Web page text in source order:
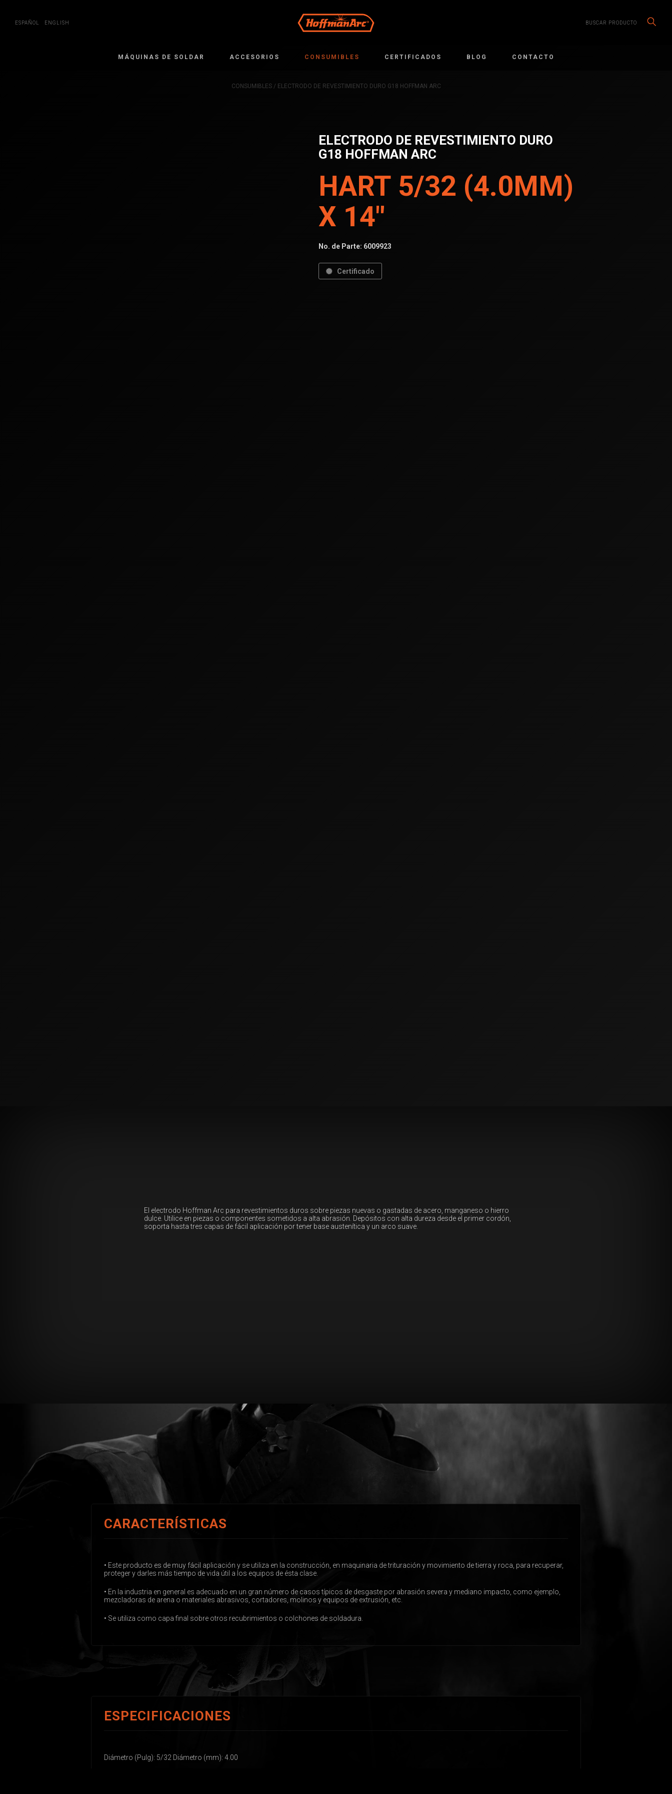
contentESPAÑOL ENGLISH BUSCAR PRODUCTO
MÁQUINAS DE SOLDAR ACCESORIOS CONSUMIBLES CERTIFICADOS BLOG CONTACTO
CONSUMIBLES/ ELECTRODO DE REVESTIMIENTO DURO G18 HOFFMAN ARC
ELECTRODO DE REVESTIMIENTO DURO
G18 HOFFMAN ARC
HART 5/32 (4.0MM)
X 14″
No. de Parte: 6009923
Certificado
El electrodo Hoffman Arc para revestimientos duros sobre piezas nuevas o gastadas de acero, manganeso o hierro
dulce. Utilice en piezas o componentes sometidos a alta abrasión. Depósitos con alta dureza desde el primer cordón,
soporta hasta tres capas de fácil aplicación por tener base austenítica y un arco suave.
CARACTERÍSTICAS
• Este producto es de muy fácil aplicación y se utiliza en la construcción, en maquinaria de trituración y movimiento de tierra y roca, para recuperar,
proteger y darles más tiempo de vida útil a los equipos de ésta clase.
• En la industria en general es adecuado en un gran número de casos típicos de desgaste por abrasión severa y mediano impacto, como ejemplo,
mezcladoras de arena o materiales abrasivos, cortadores, molinos y equipos de extrusión, etc.
• Se utiliza como capa final sobre otros recubrimientos o colchones de soldadura.
ESPECIFICACIONES
Diámetro (Pulg): 5/32 Diámetro (mm): 4.00